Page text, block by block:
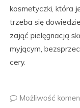
kosmetyczki, która
trzeba się
zająć pielęgnacją
myjącym,
cery.
Możliwość